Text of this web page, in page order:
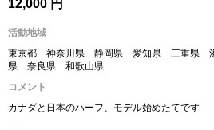
12,000 円
活動地域
東京都 神奈川県 静岡県 愛知県 三重県
県 奈良県 和歌山県
コメント
カナダと日本のハーフ、モデル始めたてです